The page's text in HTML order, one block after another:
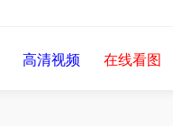
高清视频 在线看图